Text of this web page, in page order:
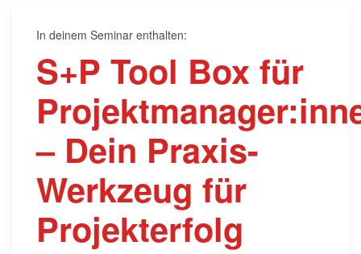
In deinem Seminar enthalten:
S+P Tool Box für
– Dein Praxis-
Werkzeug für
Projekterfolg